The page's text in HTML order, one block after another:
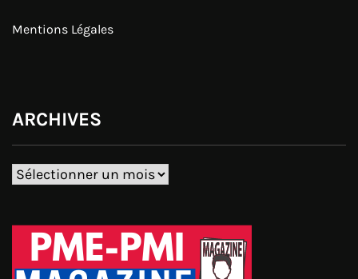
Mentions Légales
ARCHIVES
Archives